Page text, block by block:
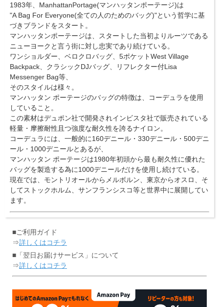
1983年、ManhattanPortage(マンハッタンポーテージ)は
"A Bag For Everyone(全ての人のためのバッグ)"という哲学に基
づきブランドをスタート。
マンハッタンポーテージは、スタートした当初よりルーツである
ニューヨークと言う街に対し忠実であり続けている。
ワンショルダー、ベロクロバッグ、5ポケットWest Village
Backpack、クラシックDJバッグ、リフレクター付Lisa
Messenger Bag等、
そのスタイルは様々。
マンハッタン ポーテージのバッグの特徴は、コーデュラを使用
していること。
この素材はデュポン社で開発されインビスタ社で販売されている
軽量・摩擦耐性且つ強度な耐久性を誇るナイロン。
コーデュラには、一般的に160デニール・330デニール・500デニ
ール・1000デニールとあるが、
マンハッタン ポーテージは1980年初頭から最も耐久性に優れた
バッグを製造する為に1000デニールだけを使用し続けている。
現在では、モントリオールからメルボルン、東京からオスロ、そ
してストックホルム、サンフランシスコ等と世界中に展開してい
ます。
■ご利用ガイド
⇒詳しくはコチラ
■「翌日お届けサービス」について
⇒詳しくはコチラ